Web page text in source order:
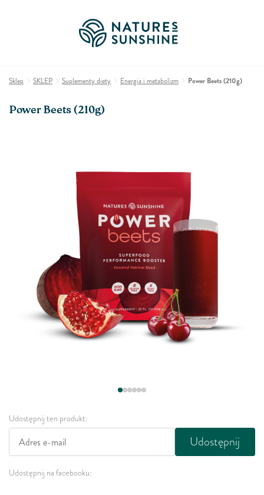
Sklep SKLEP Suplementy diety Energia i metabolizm Power Beets (210g)
Power Beets (210g)
Udostępnij ten produkt:
Udostępnij
Udostępnij na facebooku: